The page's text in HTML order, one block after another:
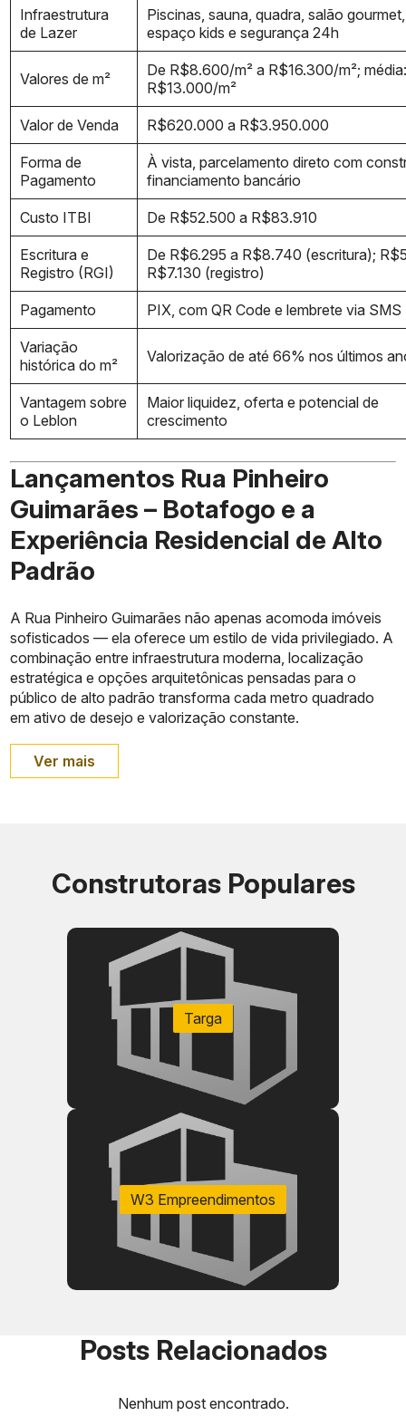
Infraestrutura
de Lazer
Piscinas, sauna, quadra, salão gourmet,
espaço kids e segurança 24h
Valores de m²
De R$8.600/m² a R$16.300/m²;
R$13.000/m²
Valor de Venda R$620.000 a R$3.950.000
Forma de
Pagamento
À vista, parcelamento direto com
financiamento bancário
Custo ITBI De R$52.500 a R$83.910
Escritura e
Registro (RGI)
De R$6.295 a R$8.740 (escritura);
R$7.130 (registro)
Pagamento PIX, com QR Code e lembrete via SMS
Variação
histórica do m²
Valorização de até 66% nos últimos
Vantagem sobre
o Leblon
Maior liquidez, oferta e potencial de
crescimento
Lançamentos Rua Pinheiro
Guimarães – Botafogo e a
Experiência Residencial de Alto
Padrão
A Rua Pinheiro Guimarães não apenas acomoda imóveis
sofisticados — ela oferece um estilo de vida privilegiado. A
combinação entre infraestrutura moderna, localização
estratégica e opções arquitetônicas pensadas para o
público de alto padrão transforma cada metro quadrado
em ativo de desejo e valorização constante.
Apenas 40 unidades no empreendimento destaque
Localização estratégica com mobilidade facilitada
Segurança 24h e estrutura de lazer completa
Potencial de valorização comprovado
Parcelamento flexível e financiamento sob medida
Acabamento premium e plantas amplas
Ver mais
Construtoras Populares
Targa
W3 Empreendimentos
Posts Relacionados
Nenhum post encontrado.